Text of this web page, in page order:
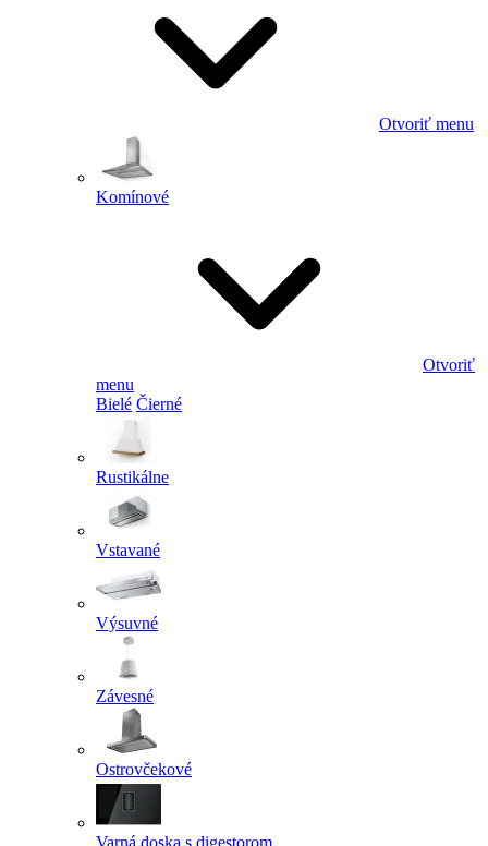
Otvoriť menu
Komínové
Otvoriť
menu
Bielé Čierné
Rustikálne
Vstavané
Výsuvné
Závesné
Ostrovčekové
Varná doska s digestorom